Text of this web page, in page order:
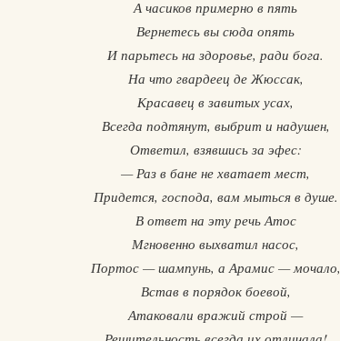
А часиков примерно в пять
Вернетесь вы сюда опять
И парьтесь на здоровье, ради бога.
На что гвардеец де Жюссак,
Красавец в завитых усах,
Всегда подтянут, выбрит и надушен,
Ответил, взявшись за эфес:
— Раз в бане не хватает мест,
Придется, господа, вам мыться в душе.
В ответ на эту речь Атос
Мгновенно выхватил насос,
Портос — шампунь, а Арамис — мочало,
Встав в порядок боевой,
Атаковали вражий строй —